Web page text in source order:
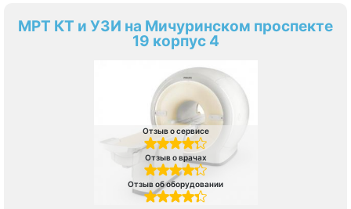
МРТ КТ и УЗИ на Мичуринском проспекте
19 корпус 4
Отзыв о сервисе
Отзыв о врачах
Отзыв об оборудовании